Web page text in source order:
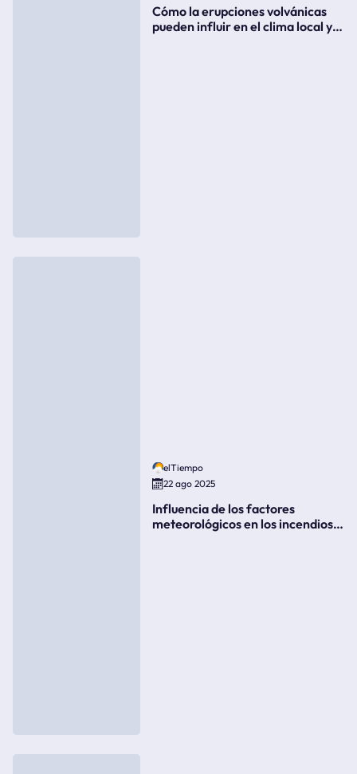
Cómo la erupciones volvánicas
pueden influir en el clima local y
elTiempo
22 ago 2025
Influencia de los factores
meteorológicos en los incendios